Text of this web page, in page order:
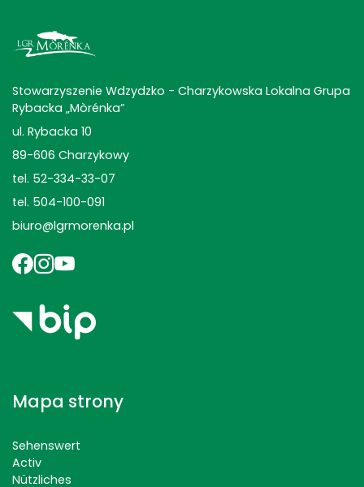
Stowarzyszenie Wdzydzko - Charzykowska Lokalna Grupa
Rybacka „Mòrénka”
ul. Rybacka 10
89-606 Charzykowy
tel. 52-334-33-07
tel. 504-100-091
biuro@lgrmorenka.pl
Mapa strony
Sehenswert
Activ
Nützliches